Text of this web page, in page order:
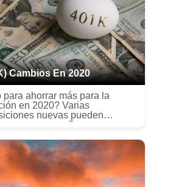
Cambios En 2020
para ahorrar más para la
en 2020? Varias
nuevas pueden
proceso. Para
401 (k), los ahorradores
aportar m...